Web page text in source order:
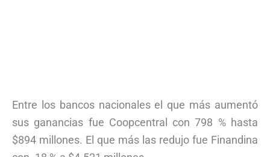
Entre los bancos nacionales el que más aumentó
sus ganancias fue Coopcentral con 798 % hasta
$894 millones. El que más las redujo fue Finandina